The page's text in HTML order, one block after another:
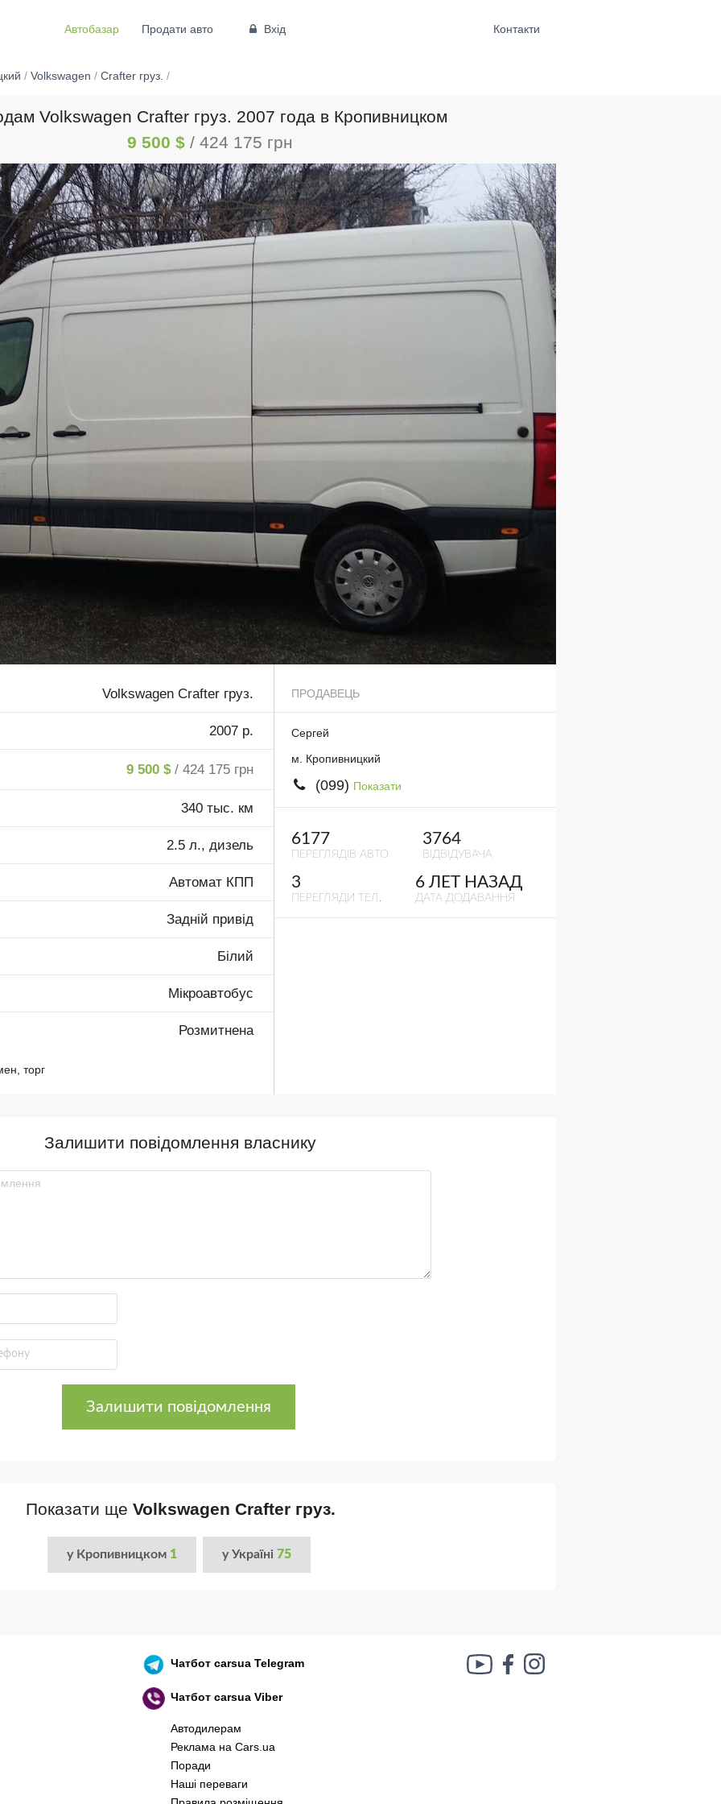
Автобазар Продати авто Вхід Контакти
/ Volkswagen / Crafter груз. /
Volkswagen Crafter груз. 2007 года в Кропивницком
9 500 $ / 424 175 грн
Volkswagen Crafter груз.
2007 р.
9 500 $ / 424 175 грн
340 тыс. км
2.5 л., дизель
Автомат КПП
Задній привід
Білий
Мікроавтобус
Розмитнена
торг
ПРОДАВЕЦЬ
Сергей
м. Кропивницкий
(099) Показати
6177
ПЕРЕГЛЯДІВ АВТО
3764
ВІДВІДУВАЧА
3
ПЕРЕГЛЯДИ ТЕЛ.
6 ЛЕТ НАЗАД
ДАТА ДОДАВАННЯ
Залишити повідомлення власнику
Залишити повідомлення
Показати ще Volkswagen Crafter груз.
у Кропивницком 1 у Україні 75
Чатботcarsua Telegram
Чатботcarsua Viber
Автодилерам
Реклама на Cars.ua
Поради
Наші переваги